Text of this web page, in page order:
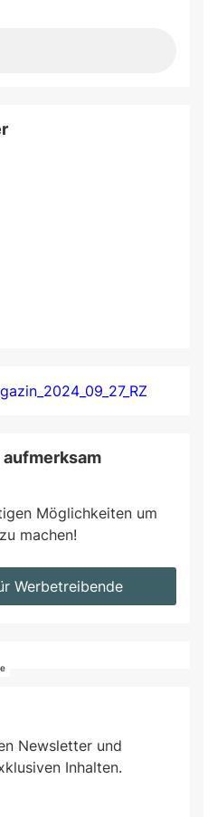
Möglichkeiten um
machen!
Werbetreibende
Newsletter und
Inhalten.